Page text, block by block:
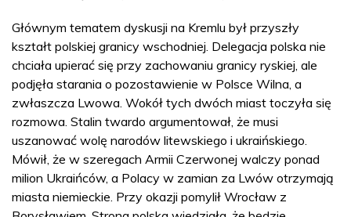
Głównym tematem dyskusji na Kremlu był przyszły
kształt polskiej granicy wschodniej. Delegacja polska nie
chciała upierać się przy zachowaniu granicy ryskiej, ale
podjęła starania o pozostawienie w Polsce Wilna, a
zwłaszcza Lwowa. Wokół tych dwóch miast toczyła się
rozmowa. Stalin twardo argumentował, że musi
uszanować wolę narodów litewskiego i ukraińskiego.
Mówił, że w szeregach Armii Czerwonej walczy ponad
milion Ukraińców, a Polacy w zamian za Lwów otrzymają
miasta niemieckie. Przy okazji pomylił Wrocław z